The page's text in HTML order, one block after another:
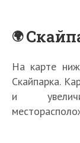
На карте
Скайпарка.
и